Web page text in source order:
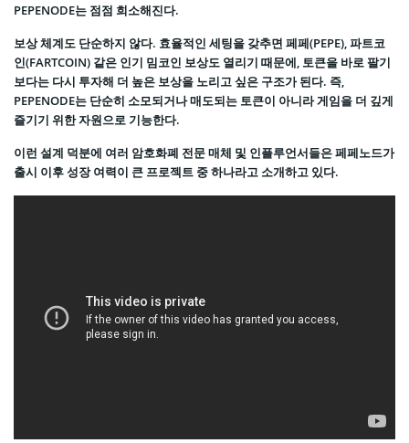
PEPENODE는 점점 희소해진다.
보상 체계도 단순하지 않다. 효율적인 세팅을 갖추면 페페(PEPE), 파트코
인(FARTCOIN) 같은 인기 밈코인 보상도 열리기 때문에, 토큰을 바로 팔기
보다는 다시 투자해 더 높은 보상을 노리고 싶은 구조가 된다. 즉,
PEPENODE는 단순히 소모되거나 매도되는 토큰이 아니라 게임을 더 깊게
즐기기 위한 자원으로 기능한다.
이런 설계 덕분에 여러 암호화폐 전문 매체 및 인플루언서들은 페페노드가
출시 이후 성장 여력이 큰 프로젝트 중 하나라고 소개하고 있다.